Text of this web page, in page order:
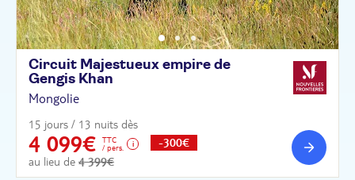
Circuit Majestueux empire de
Gengis Khan
Mongolie
15 jours / 13 nuits dès
4 099€
TTC
/ pers.
au lieu de 4 399€
-300€